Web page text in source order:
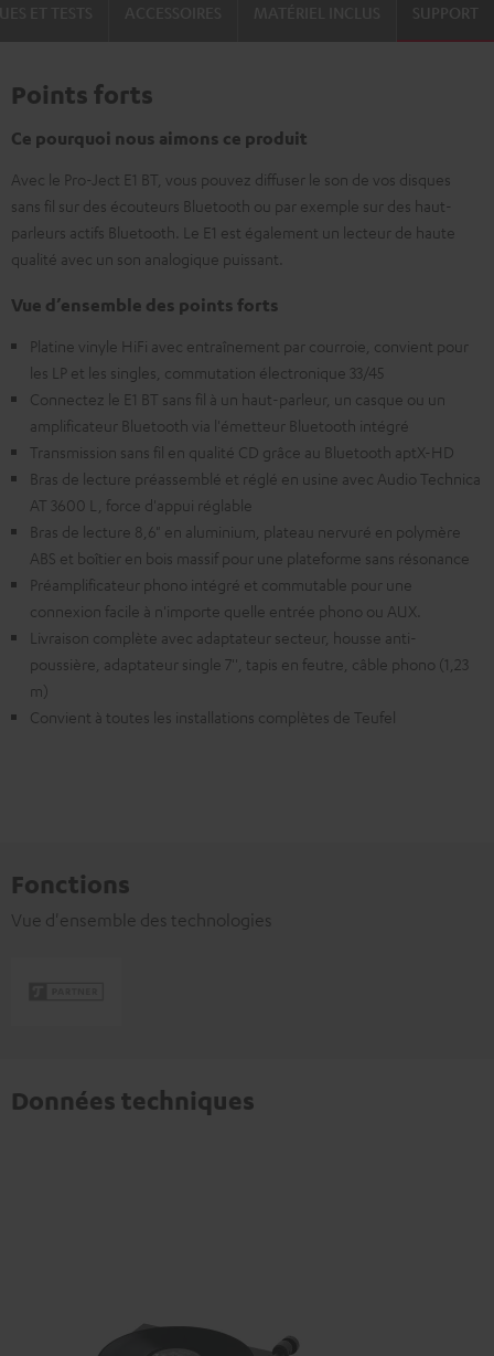
SUPPORT
Points forts
Ce pourquoi nous aimons ce produit
Avec le Pro-Ject E1 BT, vous pouvez diffuser le son de vos disques
sans fil sur des écouteurs Bluetooth ou par exemple sur des haut-
parleurs actifs Bluetooth. Le E1 est également un lecteur de haute
qualité avec un son analogique puissant.
Vue d’ensemble des points forts
Platine vinyle HiFi avec entraînement par courroie, convient pour
les LP et les singles, commutation électronique 33/45
Connectez le E1 BT sans fil à un haut-parleur, un casque ou un
amplificateur Bluetooth via l'émetteur Bluetooth intégré
Transmission sans fil en qualité CD grâce au Bluetooth aptX-HD
Bras de lecture préassemblé et réglé en usine avec Audio Technica
AT 3600 L, force d'appui réglable
Bras de lecture 8,6" en aluminium, plateau nervuré en polymère
ABS et boîtier en bois massif pour une plateforme sans résonance
Préamplificateur phono intégré et commutable pour une
connexion facile à n'importe quelle entrée phono ou AUX.
Livraison complète avec adaptateur secteur, housse anti-
poussière, adaptateur single 7'', tapis en feutre, câble phono (1,23
m)
Convient à toutes les installations complètes de Teufel
Fonctions
Vue d'ensemble des technologies
Données techniques